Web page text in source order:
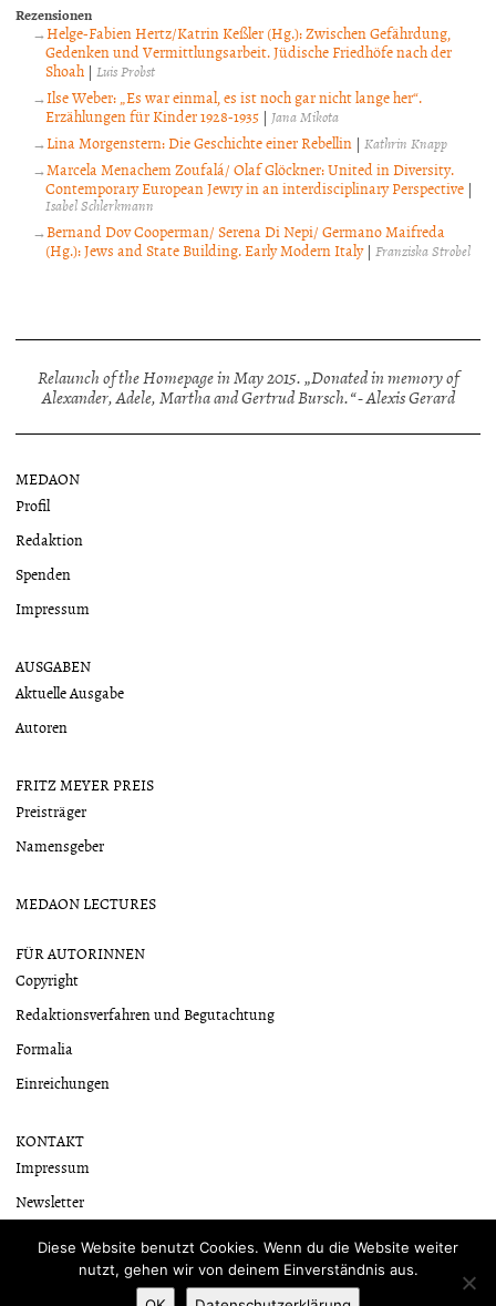
Rezensionen
Helge-Fabien Hertz/Katrin Keßler (Hg.): Zwischen Gefährdung,
Gedenken und Vermittlungsarbeit. Jüdische Friedhöfe nach der
Shoah | Luis Probst
Ilse Weber: „Es war einmal, es ist noch gar nicht lange her“.
Erzählungen für Kinder 1928-1935 | Jana Mikota
Lina Morgenstern: Die Geschichte einer Rebellin |Kathrin Knapp
Marcela Menachem Zoufalá/ Olaf Glöckner: United in Diversity.
Contemporary European Jewry in an interdisciplinary Perspective |
Isabel Schlerkmann
Bernand Dov Cooperman/ Serena Di Nepi/ Germano Maifreda
(Hg.): Jews and State Building. Early Modern Italy| Franziska Strobel
Relaunch of the Homepage in May 2015. „Donated in memory of
Alexander, Adele, Martha and Gertrud Bursch.“ - Alexis Gerard
MEDAON
Profil
Redaktion
Spenden
Impressum
AUSGABEN
Aktuelle Ausgabe
Autoren
FRITZ MEYER PREIS
Preisträger
Namensgeber
MEDAON LECTURES
FÜR AUTORINNEN
Copyright
Redaktionsverfahren und Begutachtung
Formalia
Einreichungen
KONTAKT
Impressum
Newsletter
Diese Website benutzt Cookies. Wenn du die Website weiter
nutzt, gehen wir von deinem Einverständnis aus.